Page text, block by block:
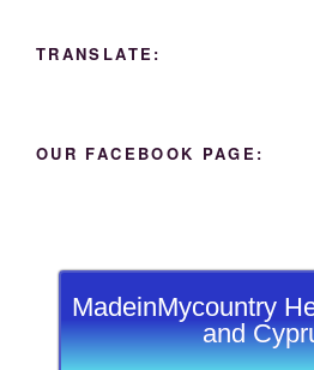
TRANSLATE:
OUR FACEBOOK PAGE:
MadeinMycountry
and